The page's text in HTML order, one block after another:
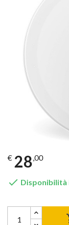
€ 28,00
 Disponibilità